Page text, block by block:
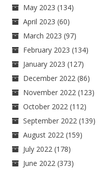
May 2023 (134)
April 2023 (60)
March 2023 (97)
February 2023 (134)
January 2023 (127)
December 2022 (86)
November 2022 (123)
October 2022 (112)
September 2022 (139)
August 2022 (159)
July 2022 (178)
June 2022 (373)